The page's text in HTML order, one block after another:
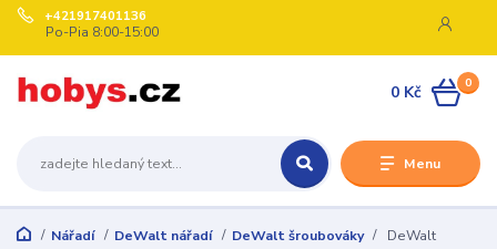
Menu
+421917401136
Po-Pia 8:00-15:00
0
0 Kč
Nářadí DeWalt nářadí DeWalt šroubováky
DeWalt